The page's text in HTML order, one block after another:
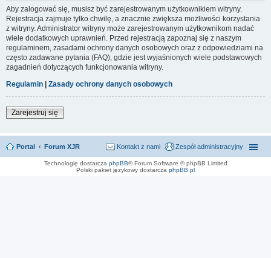
Aby zalogować się, musisz być zarejestrowanym użytkownikiem witryny.
Rejestracja zajmuje tylko chwilę, a znacznie zwiększa możliwości korzystania
z witryny. Administrator witryny może zarejestrowanym użytkownikom nadać
wiele dodatkowych uprawnień. Przed rejestracją zapoznaj się z naszym
regulaminem, zasadami ochrony danych osobowych oraz z odpowiedziami na
często zadawane pytania (FAQ), gdzie jest wyjaśnionych wiele podstawowych
zagadnień dotyczących funkcjonowania witryny.
Regulamin
Zasady ochrony danych osobowych
Zarejestruj się
Portal Forum XJR Zespół administracyjny
Kontakt z nami
Technologię dostarcza phpBB® Forum Software © phpBB Limited
Polski pakiet językowy dostarcza phpBB.pl